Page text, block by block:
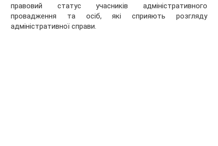
правовий статус учасників адміністративного
провадження та осіб, які сприяють розгляду
адміністративної справи.